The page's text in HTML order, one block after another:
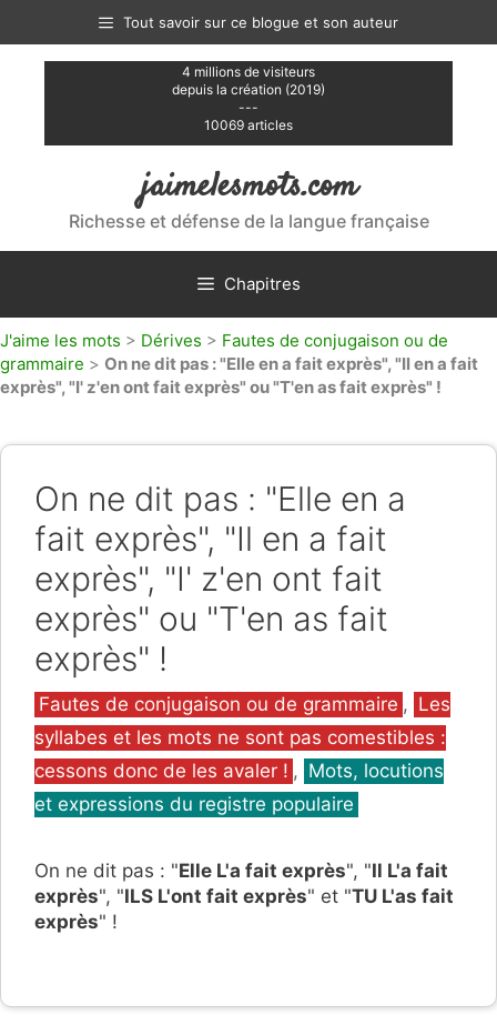
contenu
Tout savoir sur ce blogue et son auteur
4 millions de visiteurs
depuis la création (2019)
---
10069 articles
jaimelesmots.com
Richesse et défense de la langue française
Chapitres
J'aime les mots > Dérives > Fautes de conjugaison ou de
grammaire > On ne dit pas : "Elle en a fait exprès", "Il en a fait
exprès", "I' z'en ont fait exprès" ou "T'en as fait exprès" !
On ne dit pas : "Elle en a
fait exprès", "Il en a fait
exprès", "I' z'en ont fait
exprès" ou "T'en as fait
exprès" !
Catégories
Fautes de conjugaison ou de grammaire , Les
syllabes et les mots ne sont pas comestibles :
cessons donc de les avaler ! , Mots, locutions
et expressions du registre populaire
On ne dit pas : "Elle L'a fait exprès", "Il L'a fait
exprès", "ILS L'ont fait exprès" et "TU L'as fait
exprès" !